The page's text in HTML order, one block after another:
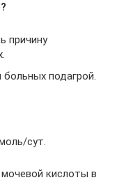
причину
подагрой.
сут.
кислоты в